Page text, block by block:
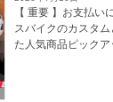
【 重要 】お支払
スバイクのカスタ
た人気商品ピックア